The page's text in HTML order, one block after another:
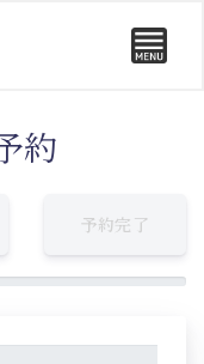
約
予約完了